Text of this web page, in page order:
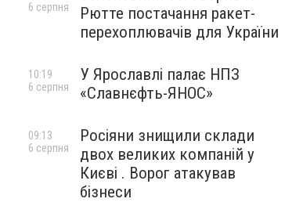
Рютте постачання ракет-
перехоплювачів для України
6 серпня
У Ярославлі палає НПЗ
«Славнєфть-ЯНОС»
10:19
6 серпня
Росіяни знищили склади
двох великих компаній у
Києві . Ворог атакував
бізнеси
09:13
6 серпня